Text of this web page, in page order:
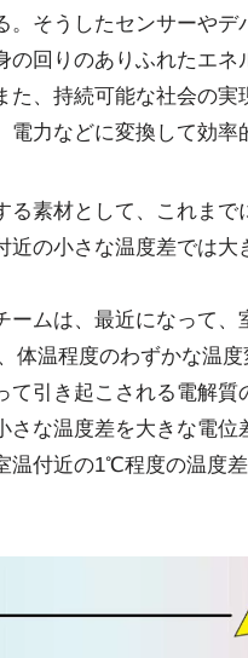
。そうしたセンサーや
の回りのありふれたエ
た、持続可能な社会の
電力などに変換して効率
る素材として、これまで
近の小さな温度差では大
ームは、最近になって
体温程度のわずかな温
て引き起こされる電解
さな温度差を大きな電
温付近の1℃程度の温度